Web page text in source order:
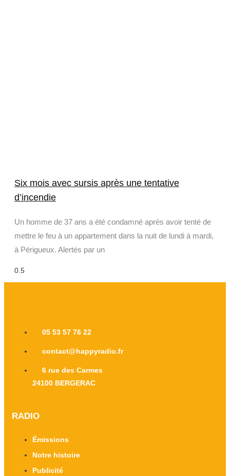
Six mois avec sursis après une tentative
d’incendie
Un homme de 37 ans a été condamné après avoir tenté de
mettre le feu à un appartement dans la nuit de lundi à mardi,
à Périgueux. Alertés par un
05 53 57 76 22
contact@happyradio.fr
6 rue des Carmes
24100 BERGERAC
RADIO
Émissions
Notre histoire
Publicité